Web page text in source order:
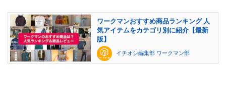
ワークマンおすすめ商品ランキング 人
気アイテムをカテゴリ別に紹介【最新
版】
イチオシ編集部 ワークマン部